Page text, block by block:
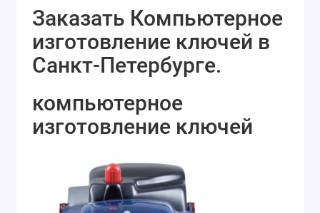
Заказать Компьютерное
изготовление ключей в
Санкт-Петербурге.
компьютерное
изготовление ключей